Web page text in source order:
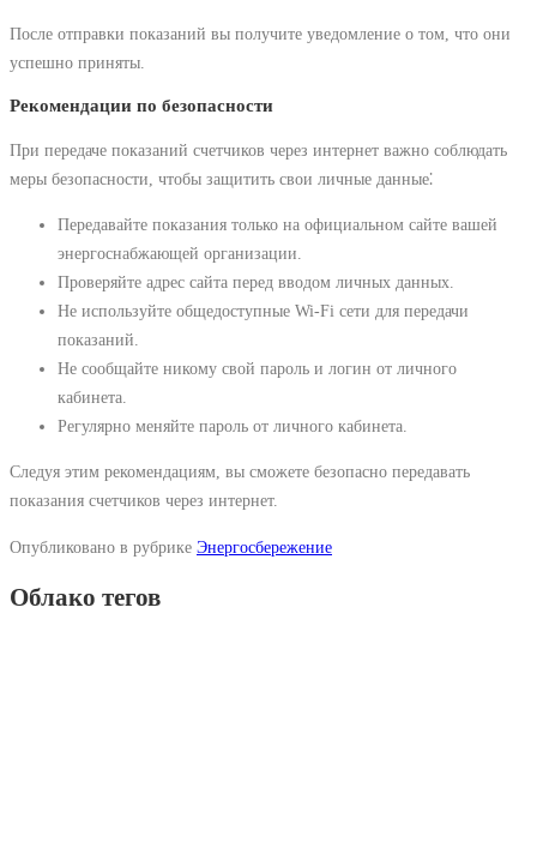
После отправки показаний вы получите уведомление о том, что они
успешно приняты.
Рекомендации по безопасности
При передаче показаний счетчиков через интернет важно соблюдать
меры безопасности, чтобы защитить свои личные данные⁚
Передавайте показания только на официальном сайте вашей
энергоснабжающей организации.
Проверяйте адрес сайта перед вводом личных данных.
Не используйте общедоступные Wi-Fi сети для передачи
показаний.
Не сообщайте никому свой пароль и логин от личного
кабинета.
Регулярно меняйте пароль от личного кабинета.
Следуя этим рекомендациям, вы сможете безопасно передавать
показания счетчиков через интернет.
Опубликовано в рубрике Энергосбережение
Облако тегов